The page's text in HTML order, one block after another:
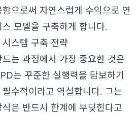
으로써 자연스럽게 수익으로 연
모델을 구축하게 합니다.
스템 구축 전략
는 과정에서 가장 중요한 것은
는 꾸준한 실행력을 담보하기
수적이라고 역설합니다. 그는
은 반드시 한계에 부딪힌다고